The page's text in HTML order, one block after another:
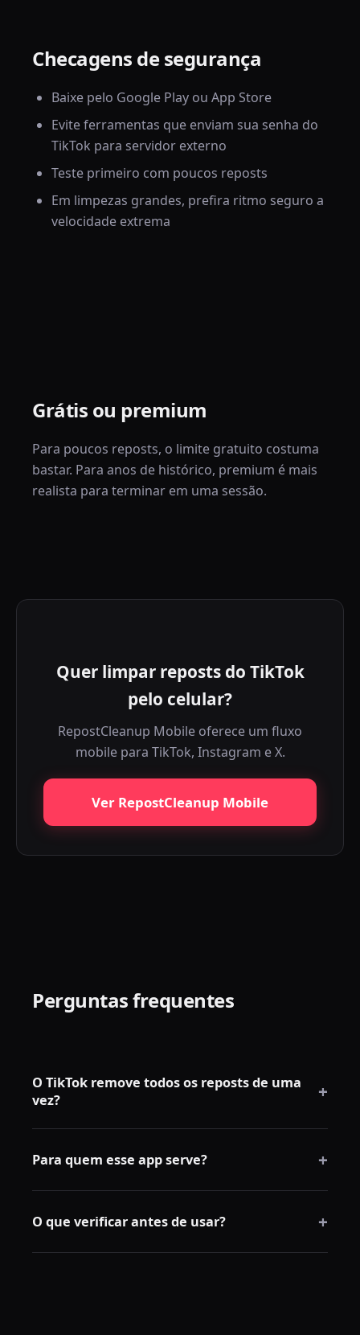
Checagens de segurança
Baixe pelo Google Play ou App Store
Evite ferramentas que enviam sua senha do
TikTok para servidor externo
Teste primeiro com poucos reposts
Em limpezas grandes, prefira ritmo seguro a
velocidade extrema
Grátis ou premium
Para poucos reposts, o limite gratuito costuma
bastar. Para anos de histórico, premium é mais
realista para terminar em uma sessão.
Quer limpar reposts do TikTok
pelo celular?
RepostCleanup Mobile oferece um fluxo
mobile para TikTok, Instagram e X.
Ver RepostCleanup Mobile
Perguntas frequentes
O TikTok remove todos os reposts de uma
vez?
+
em massa nativa.
Para quem esse app serve? +
reposts e pouco tempo para apagar manualmente.
O que verificar antes de usar? +